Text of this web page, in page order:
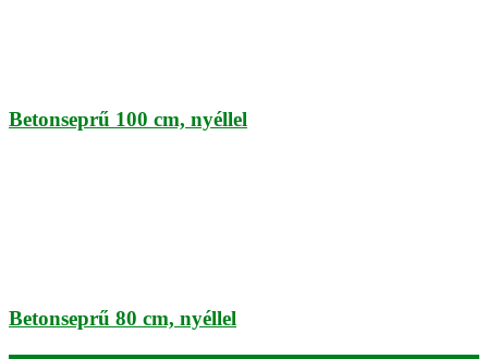
Betonseprű 100 cm, nyéllel
Betonseprű 80 cm, nyéllel